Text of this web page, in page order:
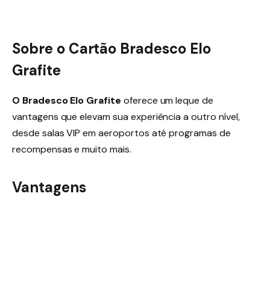
Sobre o Cartão Bradesco Elo
Grafite
O Bradesco Elo Grafite oferece um leque de
vantagens que elevam sua experiência a outro nível,
desde salas VIP em aeroportos até programas de
recompensas e muito mais.
Vantagens